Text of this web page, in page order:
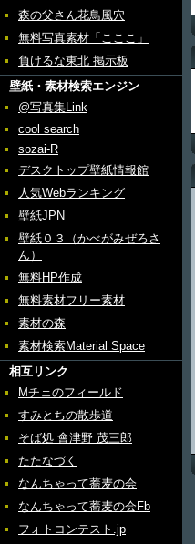
森の父さん花鳥風穴
無料写真素材「こここ」
負けるな東北 掲示板
壁紙・素材検索エンジン
@写真集Link
cool search
sozai-R
デスクトップ壁紙情報館
人気Webランキング
壁紙JPN
壁紙０３（かべがみぜろさ
ん）
無料HP作成
無料素材フリー素材
素材の森
素材検索Material Space
相互リンク
Mチェのフィールド
すみとちの散歩道
そば処 會津野 茂三郎
たたなづく
なんちゃって蕎麦の会
なんちゃって蕎麦の会Fb
フォトコンテスト.jp